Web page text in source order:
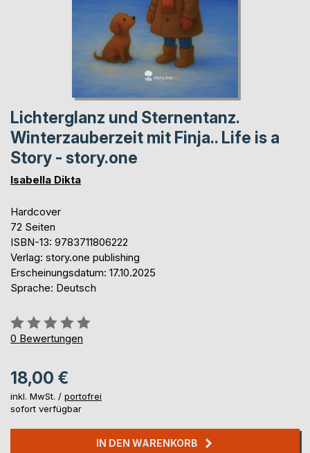
Lichterglanz und Sternentanz.
Winterzauberzeit mit Finja.. Life is a
Story - story.one
Isabella Dikta
Hardcover
72 Seiten
ISBN-13: 9783711806222
Verlag: story.one publishing
Erscheinungsdatum: 17.10.2025
Sprache: Deutsch
Bewertung::
0%
0 Bewertungen
18,00 €
inkl. MwSt. / portofrei
sofort verfügbar
IN DEN WARENKORB